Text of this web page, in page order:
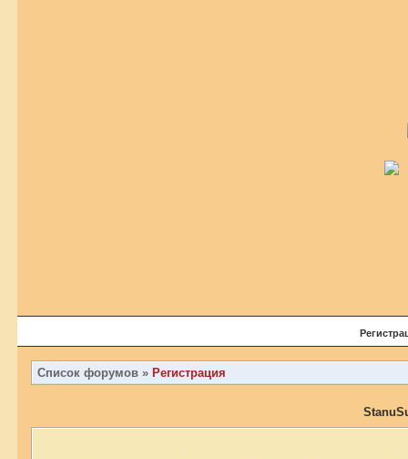
Список форумов » Регистрация